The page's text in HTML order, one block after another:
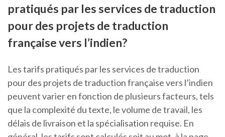
pratiqués par les services de traduction
pour des projets de traduction
française vers l’indien?
Les tarifs pratiqués par les services de traduction
pour des projets de traduction française vers l’indien
peuvent varier en fonction de plusieurs facteurs, tels
que la complexité du texte, le volume de travail, les
délais de livraison et la spécialisation requise. En